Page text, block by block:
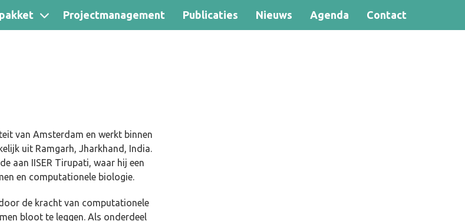
Projectmanagement Publicaties Nieuws Agenda Contact
van Amsterdam en werkt binnen
uit Ramgarh, Jharkhand, India.
aan IISER Tirupati, waar hij een
en computationele biologie.
de kracht van computationele
bloot te leggen. Als onderdeel